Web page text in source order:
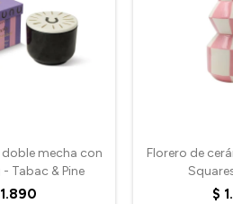
mecha con
Tabac & Pine
1.890
Florero de
$